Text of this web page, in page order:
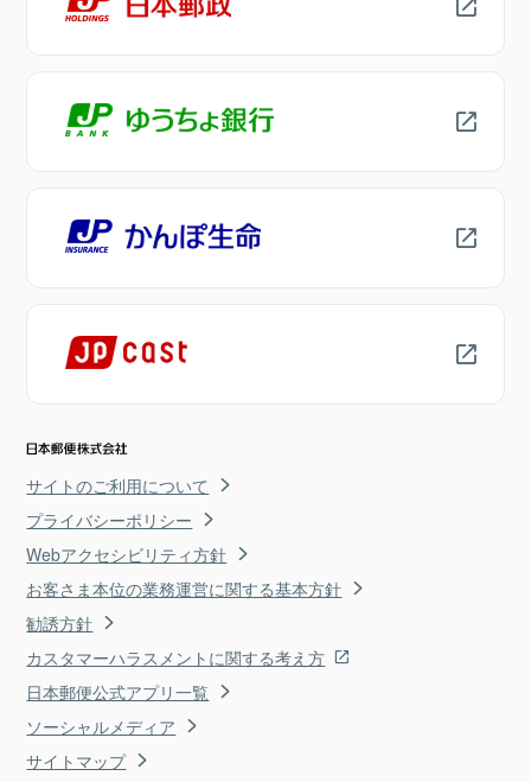
サイトのご利用について
プライバシーポリシー
Webアクセシビリティ方針
お客さま本位の業務運営に関する基本方針
勧誘方針
カスタマーハラスメントに関する考え方
日本郵便公式アプリ一覧
ソーシャルメディア
サイトマップ